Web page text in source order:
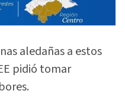
aledañas a estos
pidió tomar